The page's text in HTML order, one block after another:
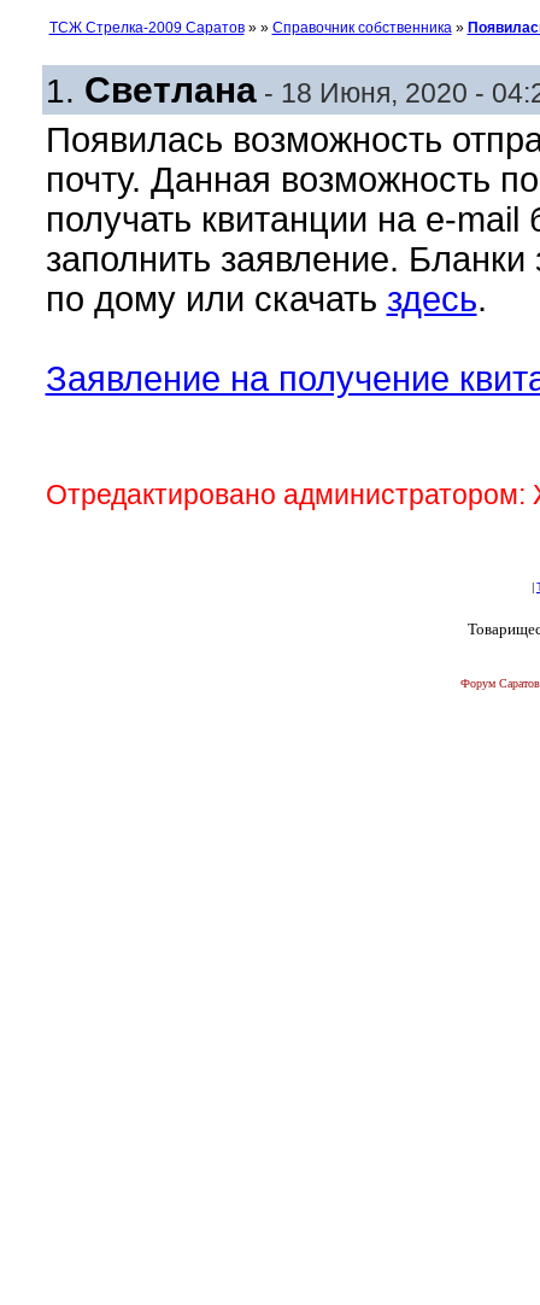
ТСЖ Стрелка-2009 Саратов»» Справочник собственника»
1. Светлана- 18 Июня, 2020 -
Появилась возможность
почту. Данная возможность
получать квитанции на e-mail
заполнить заявление.
по дому или скачать здесь.
Заявление на получение
Отредактировано
|
Форум